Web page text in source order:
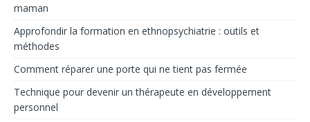
maman
Approfondir la formation en ethnopsychiatrie : outils et
méthodes
Comment réparer une porte qui ne tient pas fermée
Technique pour devenir un thérapeute en développement
personnel